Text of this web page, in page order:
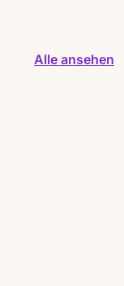
Alle ansehen